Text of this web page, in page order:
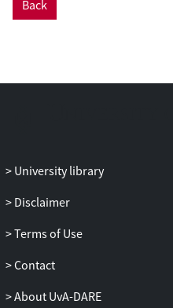
Back
University library
Disclaimer
Terms of Use
Contact
About UvA-DARE